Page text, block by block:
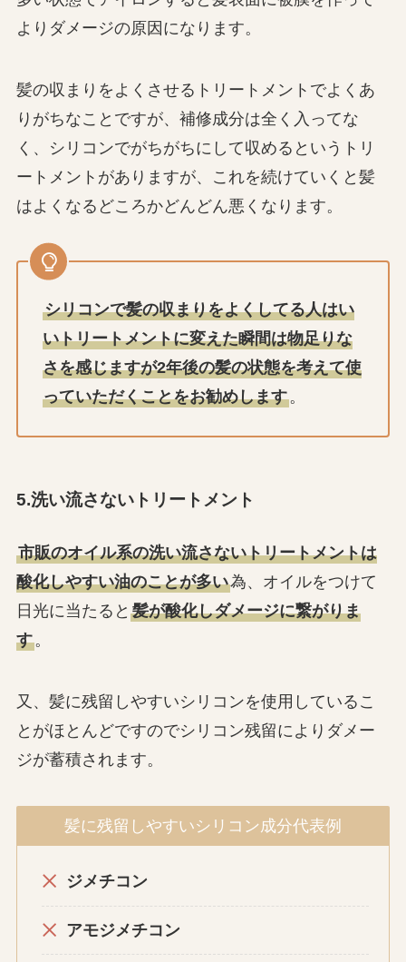
よりダメージの原因になります。
髪の収まりをよくさせるトリートメントでよくあ
りがちなことですが、補修成分は全く入ってな
く、シリコンでがちがちにして収めるというトリ
ートメントがありますが、これを続けていくと髪
はよくなるどころかどんどん悪くなります。
シリコンで髪の収まりをよくしてる人はい
いトリートメントに変えた瞬間は物足りな
さを感じますが2年後の髪の状態を考えて使
っていただくことをお勧めします。
5.洗い流さないトリートメント
市販のオイル系の洗い流さないトリートメントは
酸化しやすい油のことが多い為、オイルをつけて
日光に当たると 髪が酸化しダメージに繋がりま
す。
又、髪に残留しやすいシリコンを使用しているこ
とがほとんどですのでシリコン残留によりダメー
ジが蓄積されます。
髪に残留しやすいシリコン成分代表例
ジメチコン
アモジメチコン